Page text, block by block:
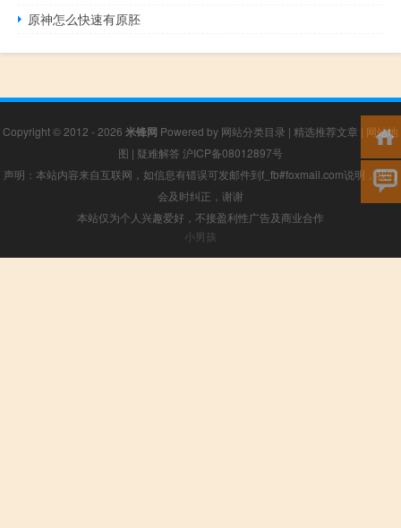
原神怎么快速有原胚
Copyright © 2012 - 2026 米锋网 Powered by 网站分类目录 | 精选推荐文章 | 网站地
图 | 疑难解答 沪ICP备08012897号
声明：本站内容来自互联网，如信息有错误可发邮件到f_fb#foxmail.com说明，我们
会及时纠正，谢谢
本站仅为个人兴趣爱好，不接盈利性广告及商业合作
小男孩